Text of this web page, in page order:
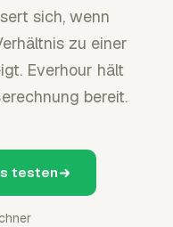
sich, wenn
zu einer
Everhour hält
bereit.
testen